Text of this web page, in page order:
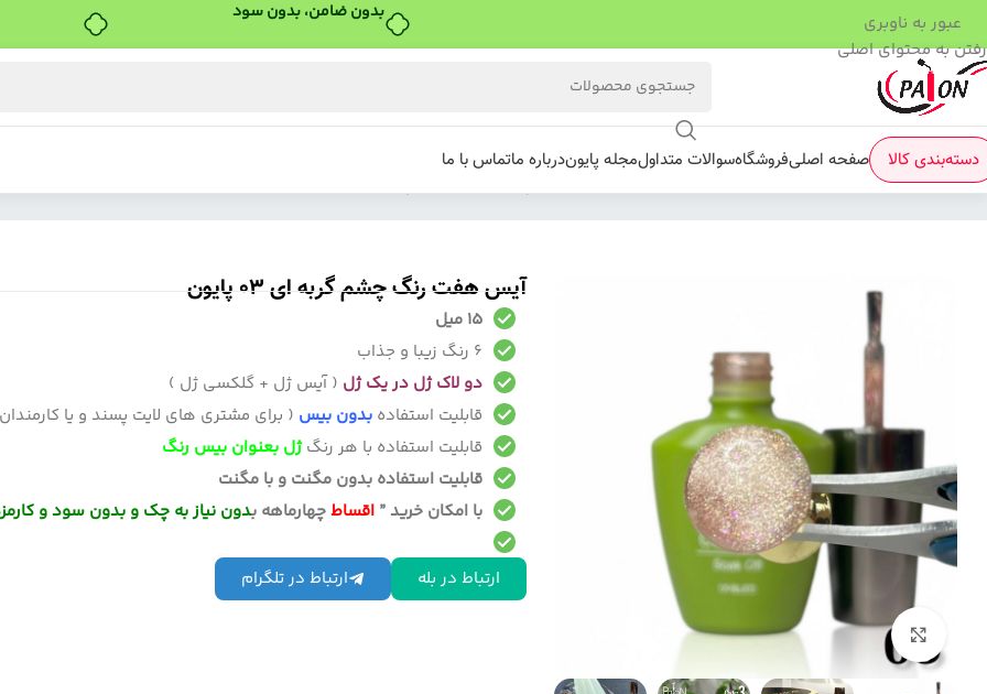
عبور به ناوبری
رفتن به محتوای اصلی
دسته‌بندی کالا صفحه اصلیفروشگاهسوالات متداولمجله پایوندرباره ماتماس با ما
فروشگاه /
بزرگنمایی تصویر
آیس هفت رنگ چشم گربه ای 03 پایون
15 میل
6 رنگ زیبا و جذاب
دو لاک ژل در یک ژل ( آیس ژل + گلکسی ژل )
قابلیت استفاده بدون بیس ( برای مشتری های لایت پسند و یا
قابلیت استفاده با هر رنگژل بعنوان بیس رنگ
قابلیت استفاده بدون مگنت و با مگنت
با امکان خرید ” اقساطچهارماهه بدون نیاز به چک و بدون سود و
ارتباط در بله ارتباط در تلگرام